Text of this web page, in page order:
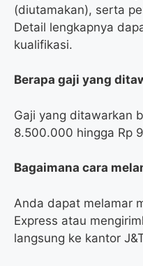
(diutamakan), serta
Detail lengkapnya
kualifikasi.
Berapa gaji yang
Gaji yang ditawarkan
8.500.000 hingga Rp
Bagaimana cara
Anda dapat melamar
Express atau
langsung ke kantor